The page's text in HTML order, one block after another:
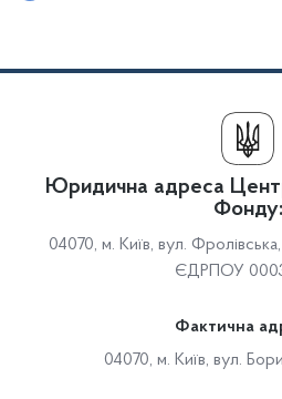
Юридична адреса
Фонду:
04070, м. Київ, вул.
ЄДРПОУ
Фактична
04070, м. Київ, вул.